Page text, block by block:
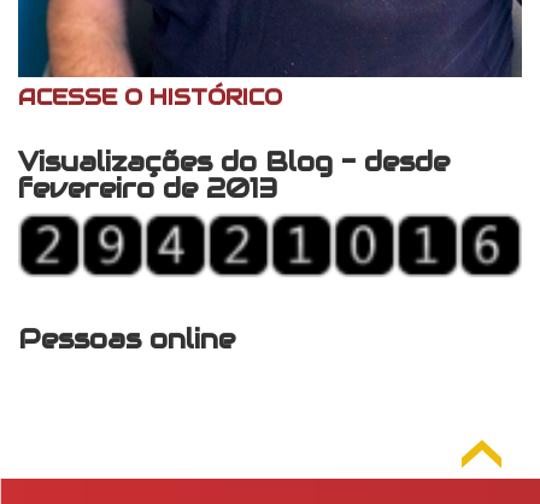
ACESSE O HISTÓRICO
Visualizações do Blog - desde
fevereiro de 2013
Pessoas online